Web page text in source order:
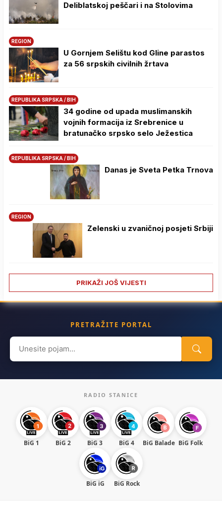
Deliblatskoj peščari i na Stolovima
REGION
U Gornjem Selištu kod Gline parastos
za 56 srpskih civilnih žrtava
REPUBLIKA SRPSKA / BIH
34 godine od upada muslimanskih
vojnih formacija iz Srebrenice u
bratunačko srpsko selo Јežestica
REPUBLIKA SRPSKA / BIH
Danas je Sveta Petka Trnova
REGION
Zelenski u zvaničnoj posjeti Srbiji
PRIKAŽI JOŠ VIJESTI
PRETRAŽITE PORTAL
Search
for:
RADIO STANICE
BiG 1 BiG 2 BiG 3 BiG 4 BiG Balade BiG Folk
BiG iG BiG Rock